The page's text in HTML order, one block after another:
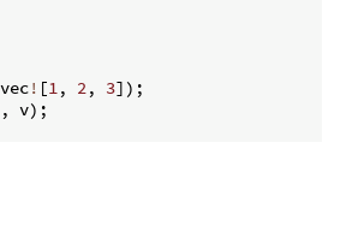
vec! [1, 2, 3]) ;
, v) ;